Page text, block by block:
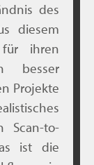
des
diesem
ihren
besser
Projekte
Scan-to-
ist die